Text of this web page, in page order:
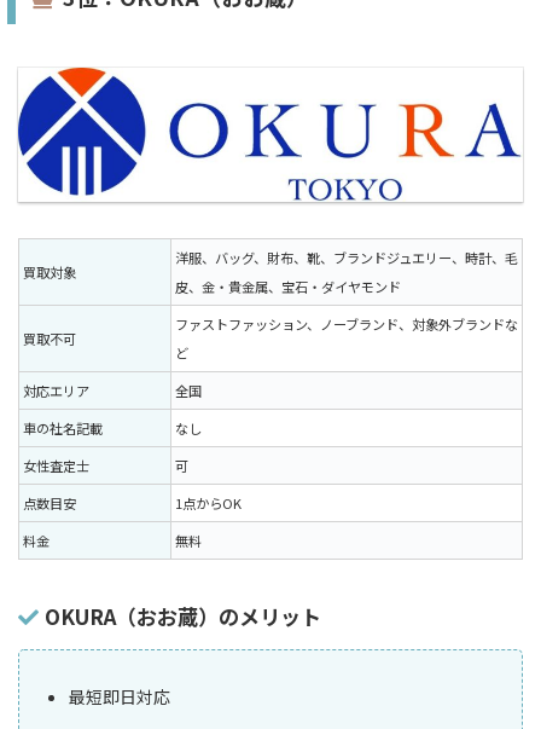
買取対象
洋服、バッグ、財布、靴、ブランドジュエリー、時計、毛
皮、金・貴金属、宝石・ダイヤモンド
買取不可
ファストファッション、ノーブランド、対象外ブランドな
ど
対応エリア
全国
車の社名記載
なし
女性査定士
可
点数目安
1点からOK
料金
無料
OKURA（おお蔵）のメリット
最短即日対応